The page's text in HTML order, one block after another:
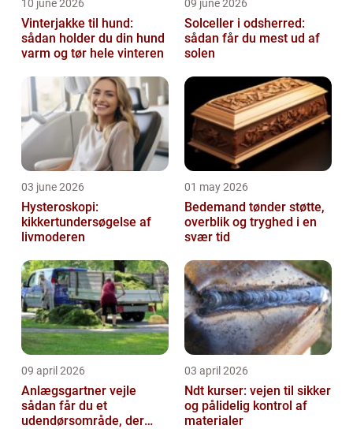
10 june 2026
Vinterjakke til hund:
sådan holder du din hund
varm og tør hele vinteren
09 june 2026
Solceller i odsherred:
sådan får du mest ud af
solen
03 june 2026
Hysteroskopi:
kikkertundersøgelse af
livmoderen
01 may 2026
Bedemand tønder støtte,
overblik og tryghed i en
svær tid
09 april 2026
Anlægsgartner vejle
sådan får du et
udendørsområde, der
03 april 2026
Ndt kurser: vejen til sikker
og pålidelig kontrol af
materialer